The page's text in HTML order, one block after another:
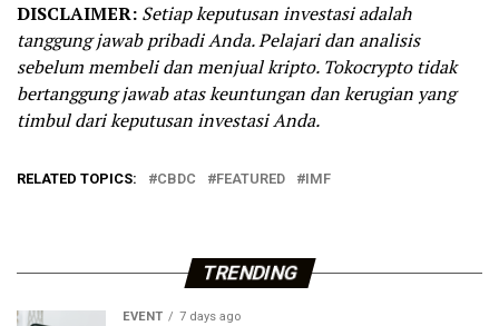
DISCLAIMER: Setiap keputusan investasi adalah
tanggung jawab pribadi Anda. Pelajari dan analisis
sebelum membeli dan menjual kripto. Tokocrypto tidak
bertanggung jawab atas keuntungan dan kerugian yang
timbul dari keputusan investasi Anda.
RELATED TOPICS: CBDC FEATURED IMF
TRENDING
EVENT 7 days ago